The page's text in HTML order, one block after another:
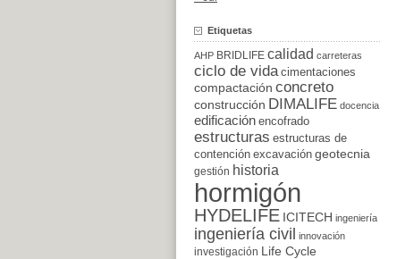
Etiquetas
AHP BRIDLIFE calidad carreteras
ciclo de vida cimentaciones
compactación concreto
construcción DIMALIFE docencia
edificación encofrado
estructuras estructuras de
contención excavación geotecnia
gestión historia
hormigón
HYDELIFE ICITECH ingeniería
ingeniería civil innovación
investigación
Life Cycle